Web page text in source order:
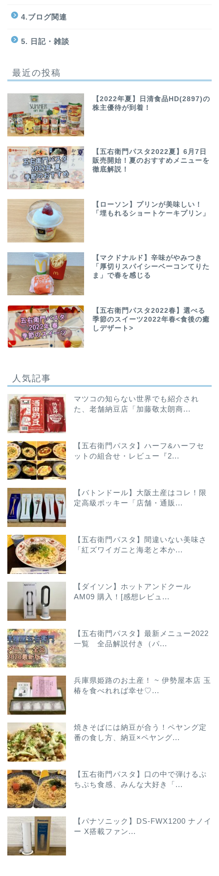
4.ブログ関連
5. 日記・雑談
最近の投稿
【2022年夏】日清食品HD(2897)の
株主優待が到着！
【五右衛門パスタ2022夏】6月7日
販売開始！夏のおすすめメニューを
徹底解説！
【ローソン】プリンが美味しい！
「埋もれるショートケーキプリン」
【マクドナルド】辛味がやみつき
「厚切りスパイシーベーコンてりた
ま」で春を感じる
【五右衛門パスタ2022春】選べる
季節のスイーツ2022年春<食後の癒
しデザート>
人気記事
マツコの知らない世界でも紹介され
た、老舗納豆店「加藤敬太朗商...
【五右衛門パスタ】ハーフ&ハーフセ
ットの組合せ・レビュー『2...
【バトンドール】大阪土産はコレ！限
定高級ポッキー「店舗・通販...
【五右衛門パスタ】間違いない美味さ
「紅ズワイガニと海老と本か...
【ダイソン】ホットアンドクール
AM09 購入！[感想レビュ...
【五右衛門パスタ】最新メニュー2022
一覧 全品解説付き（パ...
兵庫県姫路のお土産！ ~ 伊勢屋本店 玉
椿を食べれれば幸せ♡...
焼きそばには納豆が合う！ペヤング定
番の食し方、納豆×ペヤング...
【五右衛門パスタ】口の中で弾けるぷ
ちぷち食感、みんな大好き「...
【パナソニック】DS-FWX1200 ナノイ
ー X搭載ファン...